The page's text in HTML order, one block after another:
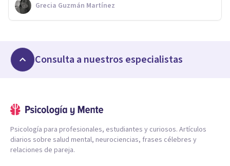
Grecia Guzmán Martínez
Consulta a nuestros especialistas
Psicología para profesionales, estudiantes y curiosos. Artículos
diarios sobre salud mental, neurociencias, frases célebres y
relaciones de pareja.